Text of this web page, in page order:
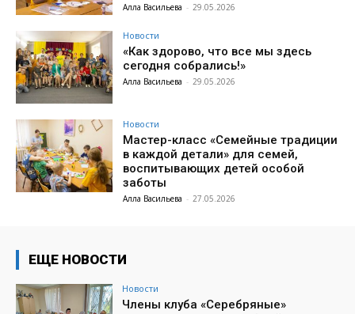
Алла Васильева - 29.05.2026
Новости
«Как здорово, что все мы здесь
сегодня собрались!»
Алла Васильева - 29.05.2026
Новости
Мастер-класс «Семейные традиции
в каждой детали» для семей,
воспитывающих детей особой
заботы
Алла Васильева - 27.05.2026
ЕЩЕ НОВОСТИ
Новости
Члены клуба «Серебряные»